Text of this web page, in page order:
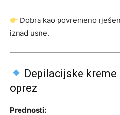
Dobra kao povremeno
iznad usne.
Depilacijske kreme
oprez
Prednosti: